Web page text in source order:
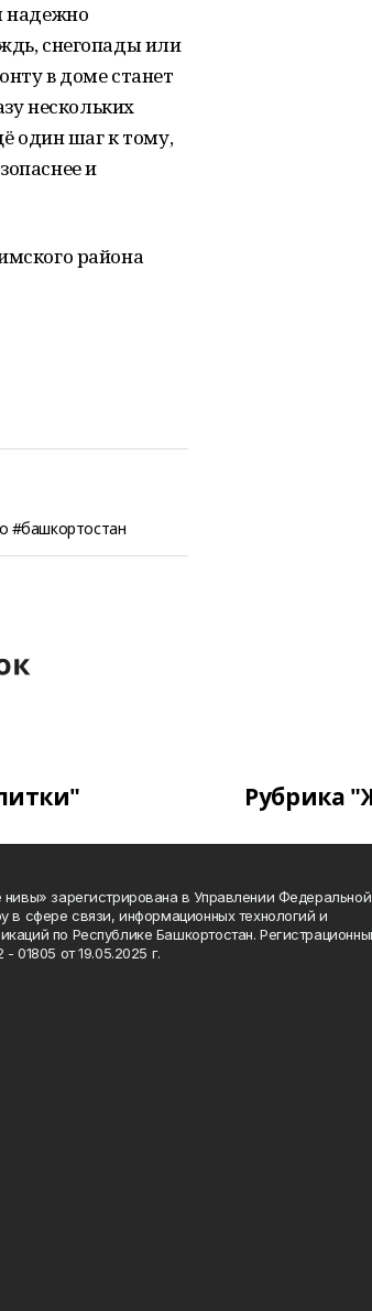
надежно
снегопады или
в доме станет
нескольких
один шаг к тому,
и
района
#башкортостан
Рубрика
нивы» зарегистрирована в Управлении Федеральной
в сфере связи, информационных технологий и
по Республике Башкортостан.
от 19.05.2025 г.